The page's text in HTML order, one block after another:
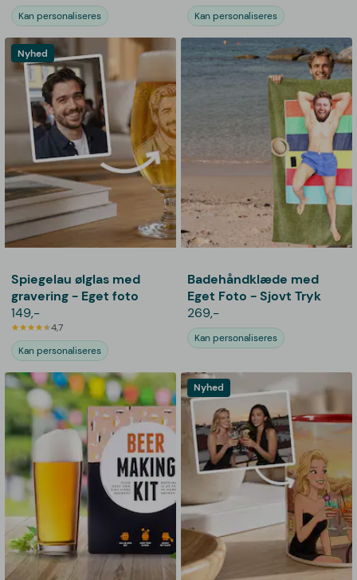
Kan personaliseres
Kan personaliseres
Nyhed
Spiegelau ølglas med
gravering - Eget foto
149,-
4,7
Kan personaliseres
Badehåndklæde med
Eget Foto - Sjovt Tryk
269,-
Kan personaliseres
Nyhed